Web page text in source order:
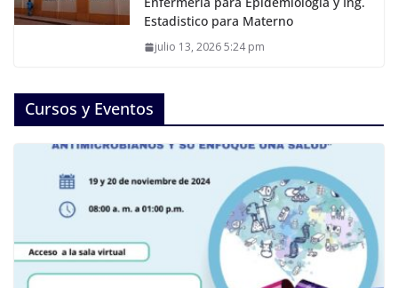
Estadistico para Materno
julio 13, 2026 5:24 pm
Cursos y Eventos